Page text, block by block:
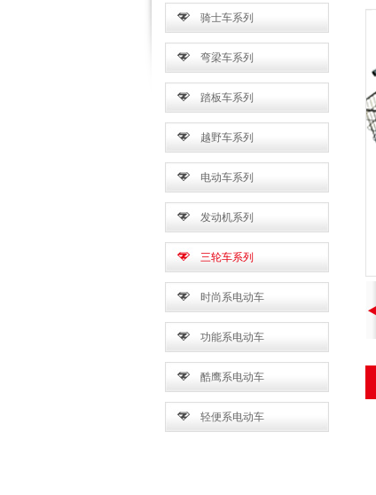
骑士车系列
弯梁车系列
踏板车系列
越野车系列
电动车系列
发动机系列
三轮车系列
时尚系电动车
功能系电动车
酷鹰系电动车
轻便系电动车